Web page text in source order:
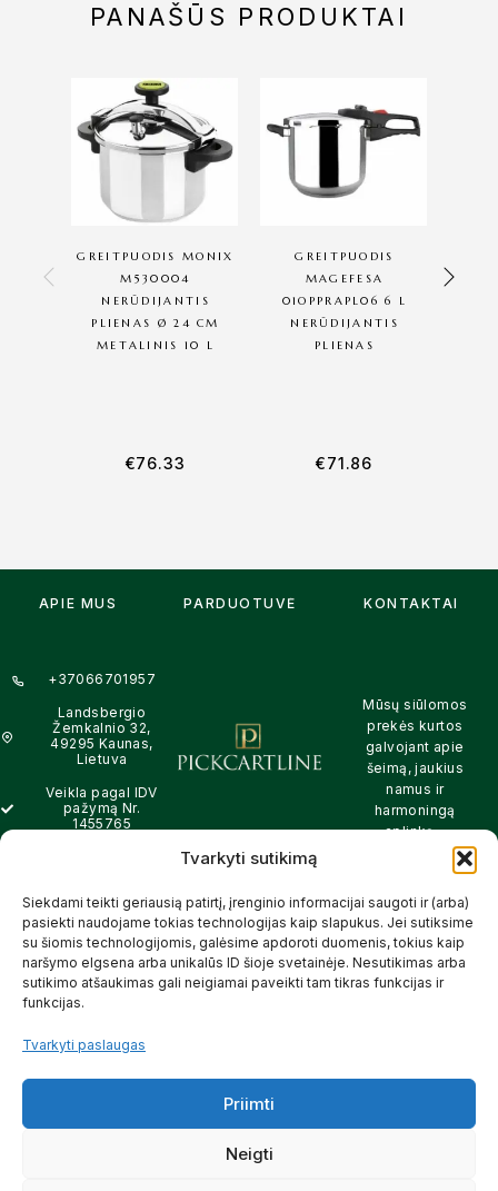
Tvarkyti sutikimą
Siekdami teikti geriausią patirtį, įrenginio informacijai saugoti ir (arba)
pasiekti naudojame tokias technologijas kaip slapukus. Jei sutiksime
su šiomis technologijomis, galėsime apdoroti duomenis, tokius kaip
naršymo elgsena arba unikalūs ID šioje svetainėje. Nesutikimas arba
sutikimo atšaukimas gali neigiamai paveikti tam tikras funkcijas ir
funkcijas.
Tvarkyti paslaugas
Priimti
Neigti
PANAŠŪS PRODUKTAI
GREITPUODIS MONIX
M530004
NERŪDIJANTIS
PLIENAS Ø 24 CM
METALINIS 10 L
€76.33
GREITPUODIS
MAGEFESA
01OPPRAPL06 6 L
NERŪDIJANTIS
PLIENAS
€71.86
APIE MUS PARDUOTUVĖ KONTAKTAI
+37066701957
Landsbergio
Žemkalnio 32,
49295 Kaunas,
Lietuva
Veikla pagal IDV
pažymą Nr.
1455765
09:00 - 19:00
Mūsų siūlomos
prekės kurtos
galvojant apie
šeimą, jaukius
namus ir
harmoningą
aplinką –
patikimos ir
draugiškos tiek
Jums, tiek
gamtai.
DAUGIAU
© 2025 Pickcartline.com. Visos
teisės saugomos.